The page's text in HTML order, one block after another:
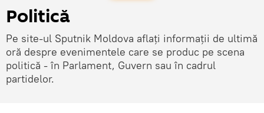
Politică
Pe site-ul Sputnik Moldova aflați informații de ultimă
oră despre evenimentele care se produc pe scena
politică - în Parlament, Guvern sau în cadrul
partidelor.